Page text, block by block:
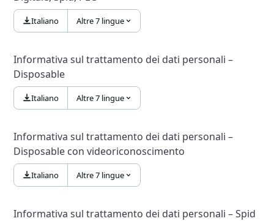
Italiano Altre 7 lingue
Informativa sul trattamento dei dati personali –
Disposable
Italiano Altre 7 lingue
Informativa sul trattamento dei dati personali –
Disposable con videoriconoscimento
Italiano Altre 7 lingue
Informativa sul trattamento dei dati personali – Spid